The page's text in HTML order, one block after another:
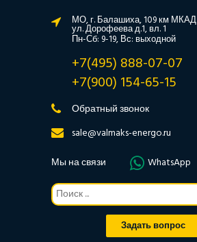
МО, г. Балашиха, 109 км МКАД
ул. Дорофеева д.1, вл. 1
Пн-Сб: 9-19, Вс: выходной
+7(495) 888-07-07
+7(900) 154-65-15
Обратный звонок
sale@valmaks-energo.ru
Мы на связи
WhatsApp
Задать вопрос